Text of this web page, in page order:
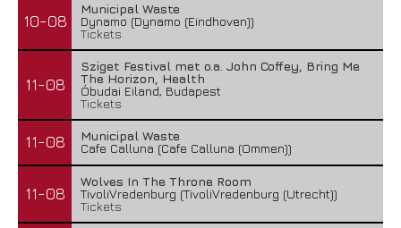
10-08
Municipal Waste
Dynamo (Dynamo (Eindhoven))
Tickets
11-08
Sziget Festival met o.a. John Coffey, Bring Me
The Horizon, Health
Óbudai Eiland, Budapest
Tickets
11-08
Municipal Waste
Cafe Calluna (Cafe Calluna (Ommen))
11-08
Wolves In The Throne Room
TivoliVredenburg (TivoliVredenburg (Utrecht))
Tickets